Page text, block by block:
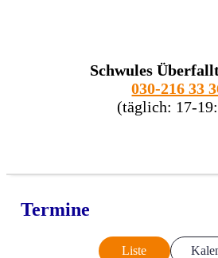
Schwules
030-216 33
(täglich: 17-
Termine
Liste